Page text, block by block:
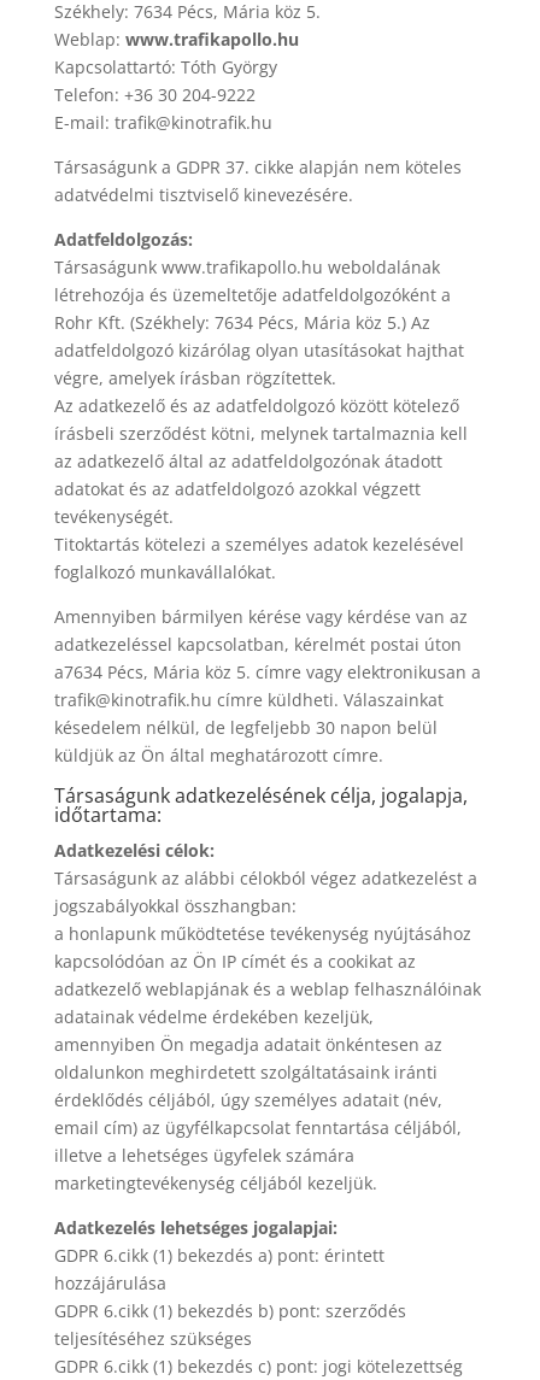
Székhely: 7634 Pécs, Mária köz 5.
Weblap: www.trafikapollo.hu
Kapcsolattartó: Tóth György
Telefon: +36 30 204-9222
E-mail: trafik@kinotrafik.hu
Társaságunk a GDPR 37. cikke alapján nem köteles
adatvédelmi tisztviselő kinevezésére.
Adatfeldolgozás:
Társaságunk www.trafikapollo.hu weboldalának
létrehozója és üzemeltetője adatfeldolgozóként a
Rohr Kft. (Székhely: 7634 Pécs, Mária köz 5.) Az
adatfeldolgozó kizárólag olyan utasításokat hajthat
végre, amelyek írásban rögzítettek.
Az adatkezelő és az adatfeldolgozó között kötelező
írásbeli szerződést kötni, melynek tartalmaznia kell
az adatkezelő által az adatfeldolgozónak átadott
adatokat és az adatfeldolgozó azokkal végzett
tevékenységét.
Titoktartás kötelezi a személyes adatok kezelésével
foglalkozó munkavállalókat.
Amennyiben bármilyen kérése vagy kérdése van az
adatkezeléssel kapcsolatban, kérelmét postai úton
a7634 Pécs, Mária köz 5. címre vagy elektronikusan a
trafik@kinotrafik.hu címre küldheti. Válaszainkat
késedelem nélkül, de legfeljebb 30 napon belül
küldjük az Ön által meghatározott címre.
Társaságunk adatkezelésének célja, jogalapja,
időtartama:
Adatkezelési célok:
Társaságunk az alábbi célokból végez adatkezelést a
jogszabályokkal összhangban:
a honlapunk működtetése tevékenység nyújtásához
kapcsolódóan az Ön IP címét és a cookikat az
adatkezelő weblapjának és a weblap felhasználóinak
adatainak védelme érdekében kezeljük,
amennyiben Ön megadja adatait önkéntesen az
oldalunkon meghirdetett szolgáltatásaink iránti
érdeklődés céljából, úgy személyes adatait (név,
email cím) az ügyfélkapcsolat fenntartása céljából,
illetve a lehetséges ügyfelek számára
marketingtevékenység céljából kezeljük.
Adatkezelés lehetséges jogalapjai:
GDPR 6.cikk (1) bekezdés a) pont: érintett
hozzájárulása
GDPR 6.cikk (1) bekezdés b) pont: szerződés
teljesítéséhez szükséges
GDPR 6.cikk (1) bekezdés c) pont: jogi kötelezettség